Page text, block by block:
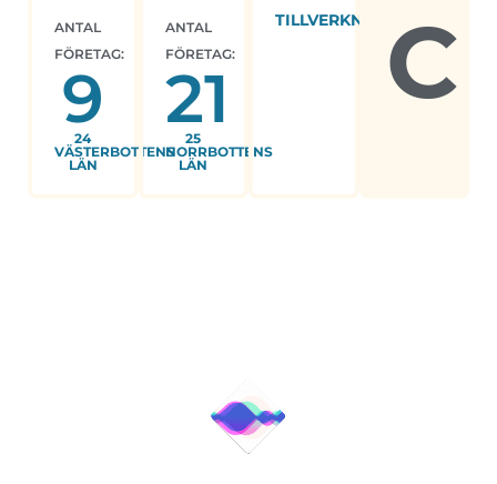
ANTAL
FÖRETAG:
9
24
VÄSTERBOTTENS
LÄN
ANTAL
FÖRETAG:
21
25
NORRBOTTENS
LÄN
TILLVERKNING C